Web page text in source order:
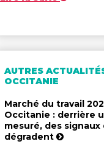
AUTRES
OCCITANIE
Marché du travail
Occitanie : derrière
mesuré, des signaux
dégradent